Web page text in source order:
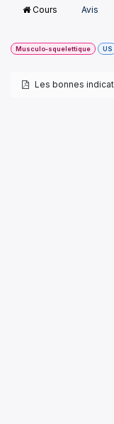
Cours Avis
Musculo-squelettique US